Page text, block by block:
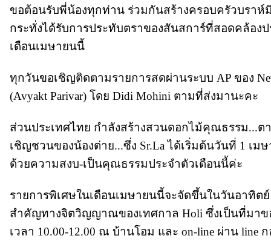
ขอต้อนรับพี่น้องทุกท่าน ร่วมกันสร้างครอบครัวบราห์
กระทั่งได้รับการประทับตราของสันสการ์ที่สอดคล้อ
เดือนเมษายนนี้
ทุกวันขอเชิญติดตามรายการสดผ่านระบบ AP ของ
(Avyakt Parivar) โดย Didi Mohini ตามที่ส่งมานะคะ
ส่วนประเทศไทย กำลังสร้างสวนดอกไม้คุณธรรม...ต
เชิญชวนของน้องต่าย...ซึ่ง Sr.La ได้เริ่มต้นวันที่ 1 เม
ด้วยความสงบ-เป็นคุณธรรมประจำตัวเดือนนี้ค่ะ
รายการพิเศษในเดือนเมษายนนี้จะจัดขึ้นในวันอาทิต
สำคัญทางจิตวิญญาณของเทศกาล Holi ซึ่งเป็นที่มาข
เวลา 10.00-12.00 ณ บ้านโอม และ on-line ผ่าน line